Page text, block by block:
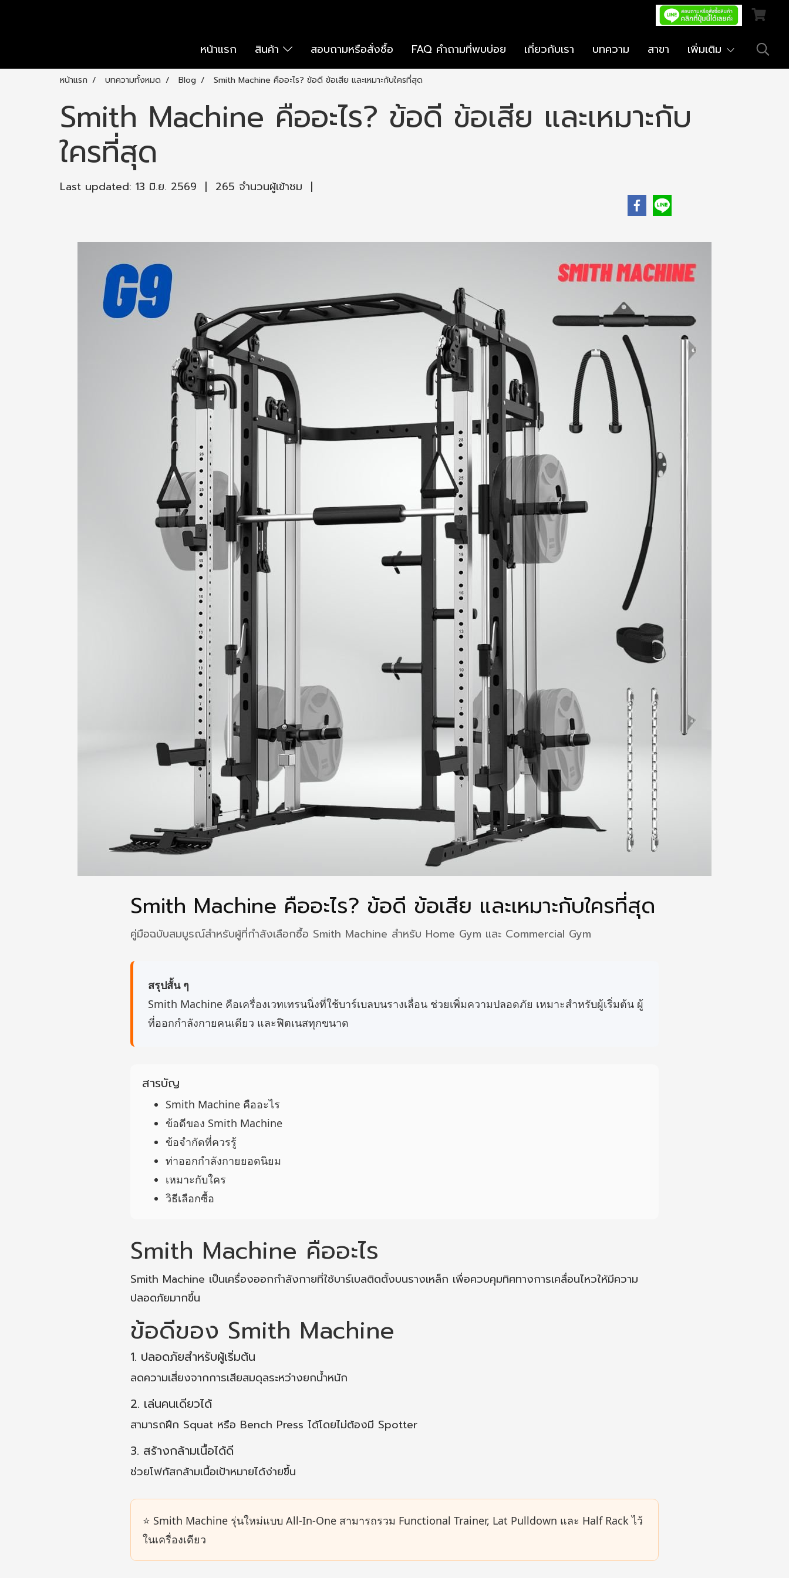
หน้าแรก สินค้า สอบถามหรือสั่งซื้อ FAQ คำถามที่พบบ่อย เกี่ยวกับเรา บทความ สาขา เพิ่มเติม
หน้าแรก บทความทั้งหมด Blog Smith Machine คืออะไร? ข้อดี ข้อเสีย และเหมาะกับใครที่สุด
Smith Machine คืออะไร? ข้อดี ข้อเสีย และเหมาะกับ
ใครที่สุด
Last updated: 13 มิ.ย. 2569 | 265 จำนวนผู้เข้าชม |
Smith Machine คืออะไร? ข้อดี ข้อเสีย และเหมาะกับใครที่สุด
คู่มือฉบับสมบูรณ์สำหรับผู้ที่กำลังเลือกซื้อ Smith Machine สำหรับ Home Gym และ Commercial Gym
สรุปสั้น ๆ
Smith Machine คือเครื่องเวทเทรนนิ่งที่ใช้บาร์เบลบนรางเลื่อน ช่วยเพิ่มความปลอดภัย เหมาะสำหรับผู้เริ่มต้น ผู้
ที่ออกกำลังกายคนเดียว และฟิตเนสทุกขนาด
สารบัญ
Smith Machine คืออะไร
ข้อดีของ Smith Machine
ข้อจำกัดที่ควรรู้
ท่าออกกำลังกายยอดนิยม
เหมาะกับใคร
วิธีเลือกซื้อ
Smith Machine คืออะไร
Smith Machine เป็นเครื่องออกกำลังกายที่ใช้บาร์เบลติดตั้งบนรางเหล็ก เพื่อควบคุมทิศทางการเคลื่อนไหวให้มีความ
ปลอดภัยมากขึ้น
ข้อดีของ Smith Machine
1. ปลอดภัยสำหรับผู้เริ่มต้น
ลดความเสี่ยงจากการเสียสมดุลระหว่างยกน้ำหนัก
2. เล่นคนเดียวได้
สามารถฝึก Squat หรือ Bench Press ได้โดยไม่ต้องมี Spotter
3. สร้างกล้ามเนื้อได้ดี
ช่วยโฟกัสกล้ามเนื้อเป้าหมายได้ง่ายขึ้น
⭐ Smith Machine รุ่นใหม่แบบ All-In-One สามารถรวม Functional Trainer, Lat Pulldown และ Half Rack ไว้
ในเครื่องเดียว